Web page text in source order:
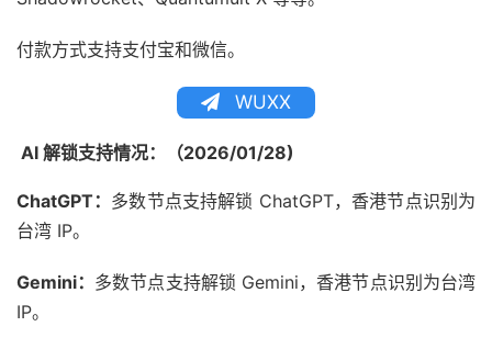
付款方式支持支付宝和微信。
WUXX
AI 解锁支持情况：（2026/01/28)
ChatGPT： 多数节点支持解锁 ChatGPT，香港节点识别为
台湾 IP。
Gemini： 多数节点支持解锁 Gemini，香港节点识别为台湾
IP。